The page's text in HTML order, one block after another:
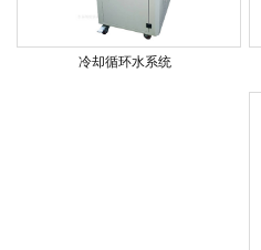
冷却循环水系统